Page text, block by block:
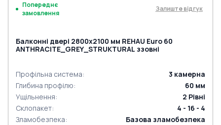
Попереднє
замовлення
Залиште відгук
Балконні двері 2800x2100 мм REHAU Euro 60
ANTHRACITE_GREY_STRUKTURAL ззовні
Профільна система: 3 камерна
Глибина профілю: 60 мм
Ущільнення: 2 Рівні
Склопакет:
4 - 16 - 4
Зламобезпека: Базова зламобезпека